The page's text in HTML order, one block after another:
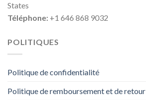
States
Téléphone: +1 646 868 9032
POLITIQUES
Politique de confidentialité
Politique de remboursement et de retour